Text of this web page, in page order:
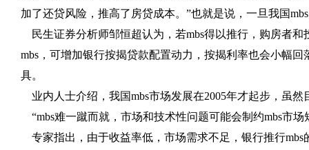
加了还贷风险，推高了房贷成本。”也就是说，一旦我国mbs
民生证券分析师邹恒超认为，若mbs得以推行，购房者和
mbs ，可增加银行按揭贷款配置动力，按揭利率也会小幅
具。
业内人士介绍，我国mbs市场发展在2005年才起步，虽然
“mbs难一蹴而就，市场和技术性问题可能会制约mbs市场
专家指出，由于收益率低，市场需求不足，银行推行mbs